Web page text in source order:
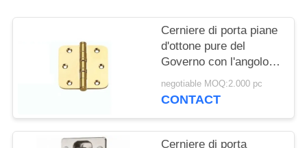
POLICY
Cerniere di porta piane
d'ottone pure del
Governo con l'angolo
rotondo e 3" con
cuscinetto a sfera/4"
negotiable MOQ:2.000 pc
CONTACT
Cerniere di porta